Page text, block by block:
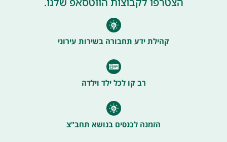
קהילת ידע תחבורה בשירות עירוני
רב קו לכל ילד וילדה
הזמנה לכנסים בנושא תחב"צ